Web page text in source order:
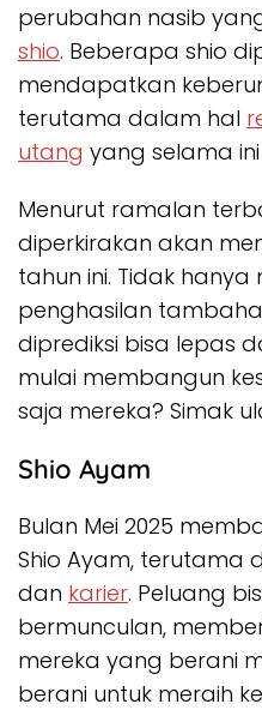
perubahan nasib
shio. Beberapa shio
mendapatkan
terutama dalam hal
utang yang selama
Menurut ramalan
diperkirakan akan
tahun ini. Tidak hanya
penghasilan
diprediksi bisa lepas
mulai membangun
saja mereka? Simak
Shio Ayam
Bulan Mei 2025
Shio Ayam, terutama
dan karier. Peluang
bermunculan,
mereka yang berani
berani untuk meraih